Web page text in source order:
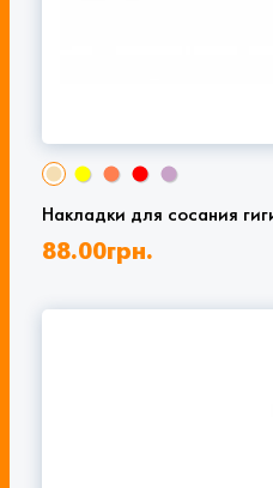
Накладки для сосания
88.00грн.